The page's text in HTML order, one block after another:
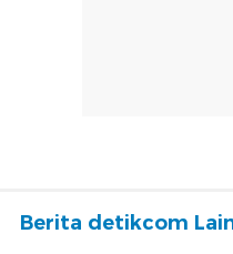
Berita detikcom